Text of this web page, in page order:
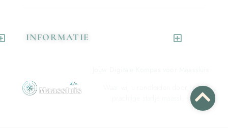
INFORMATIE
Waar wij u rondleiden door het